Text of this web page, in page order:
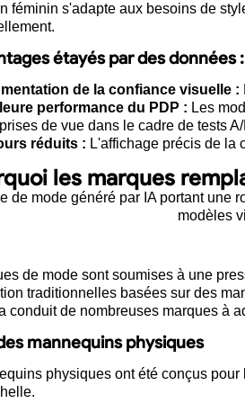
féminin s'adapte aux besoins de
étayés par des données :
de la confiance visuelle :
performance du PDP : Les
de vue dans le cadre de tests A/
réduits : L'affichage précis de la
les marques
de mode sont soumises à une
traditionnelles basées sur des
conduit de nombreuses marques à
mannequins physiques
physiques ont été conçus